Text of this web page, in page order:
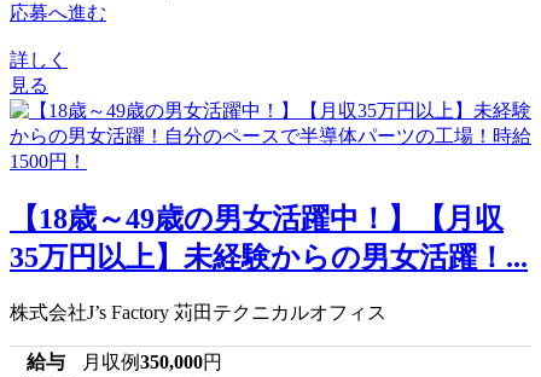
応募へ進む
詳しく
見る
【18歳～49歳の男女活躍中！】【月収
35万円以上】未経験からの男女活躍！...
株式会社J’s Factory 苅田テクニカルオフィス
給与 月収例350,000円